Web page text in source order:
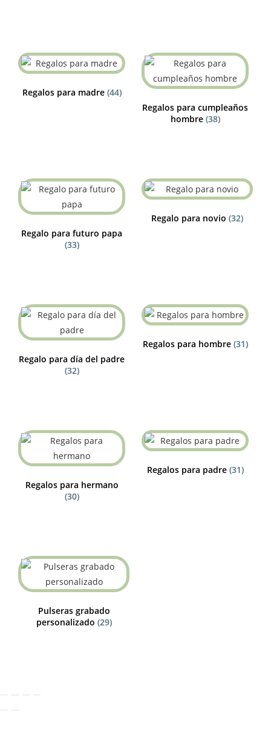
Regalos para madre (44)
Regalos para cumpleaños
hombre (38)
Regalo para futuro papa
(33)
Regalo para novio (32)
Regalo para día del padre
(32)
Regalos para hombre (31)
Regalos para hermano
(30)
Regalos para padre (31)
Pulseras grabado
personalizado (29)